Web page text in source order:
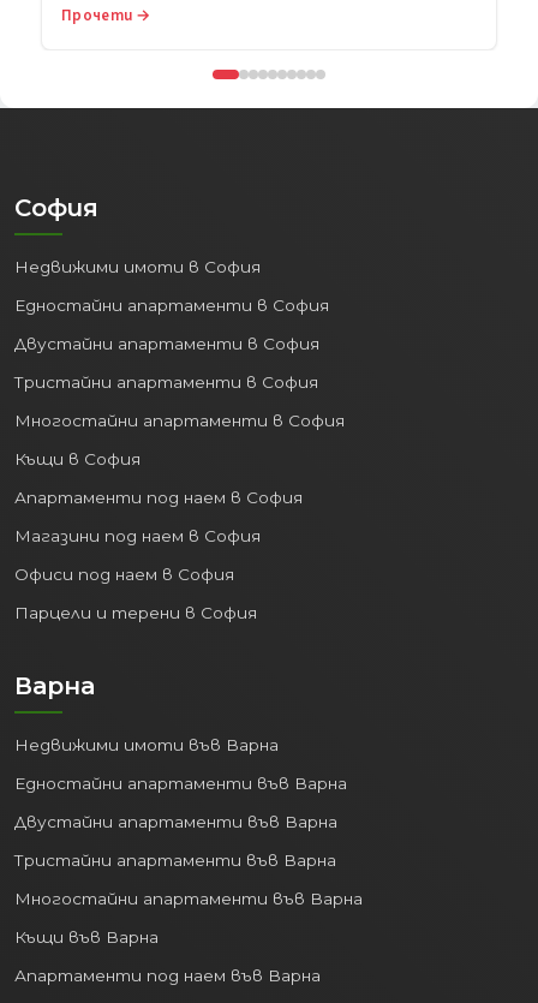
Прочети →
София
Недвижими имоти в София
Едностайни апартаменти в София
Двустайни апартаменти в София
Тристайни апартаменти в София
Многостайни апартаменти в София
Къщи в София
Апартаменти под наем в София
Магазини под наем в София
Офиси под наем в София
Парцели и терени в София
Варна
Недвижими имоти във Варна
Едностайни апартаменти във Варна
Двустайни апартаменти във Варна
Тристайни апартаменти във Варна
Многостайни апартаменти във Варна
Къщи във Варна
Апартаменти под наем във Варна